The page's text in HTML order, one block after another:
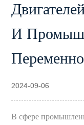
И
2024-09-06
В сфере